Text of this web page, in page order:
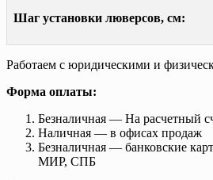
Шаг установки люверсов, см:
Работаем с юридическими и
Форма оплаты:
Безналичная — На расчетный
Наличная — в офисах продаж
Безналичная — банковские
МИР, СПБ